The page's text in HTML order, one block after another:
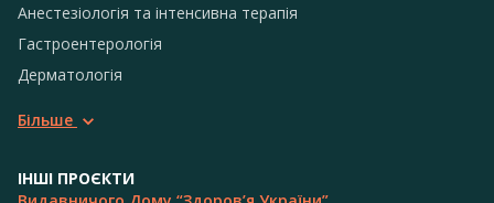
Анестезіологія та інтенсивна терапія
Гастроентерологія
Дерматологія
Більше
ІНШІ ПРОЄКТИ